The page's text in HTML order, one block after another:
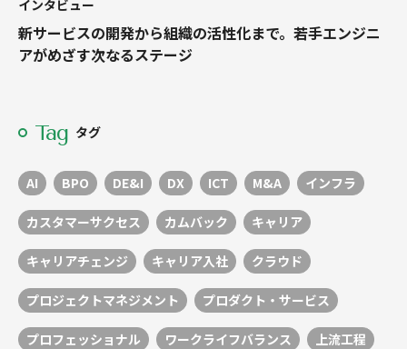
インタビュー
新サービスの開発から組織の活性化まで。若手エンジニ
アがめざす次なるステージ
Tag タグ
AI BPO DE&I DX ICT M&A インフラ
カスタマーサクセス カムバック キャリア
キャリアチェンジ キャリア入社 クラウド
プロジェクトマネジメント プロダクト・サービス
プロフェッショナル ワークライフバランス 上流工程